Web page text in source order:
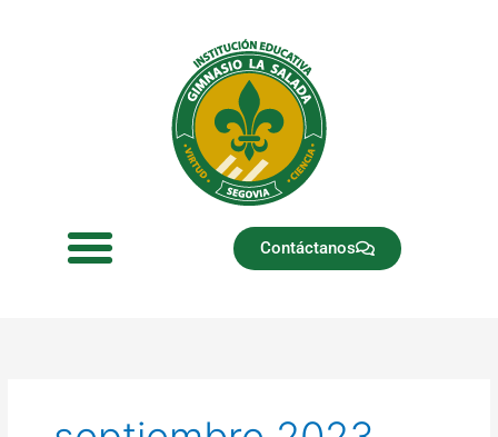
Contáctanos